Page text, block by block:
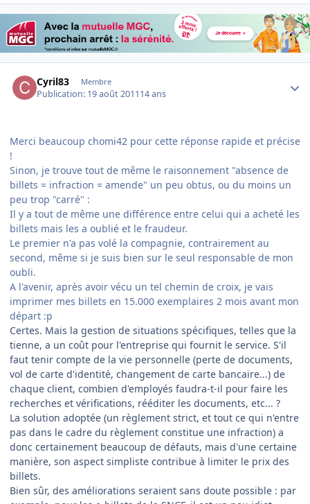
Cyril83 Membre
Publication: 19 août 201114 ans
Merci beaucoup chomi42 pour cette réponse rapide et précise
!
Sinon, je trouve tout de même le raisonnement "absence de
billets = infraction = amende" un peu obtus, ou du moins un
peu trop "carré" :
Il y a tout de même une différence entre celui qui a acheté les
billets mais les a oublié et le fraudeur.
Le premier n'a pas volé la compagnie, contrairement au
second, même si je suis bien sur le seul responsable de mon
oubli.
A l'avenir, après avoir vécu un tel chemin de croix, je vais
imprimer mes billets en 15.000 exemplaires 2 mois avant mon
départ :p
Certes. Mais la gestion de situations spécifiques, telles que la
tienne, a un coût pour l'entreprise qui fournit le service. S'il
faut tenir compte de la vie personnelle (perte de documents,
vol de carte d'identité, changement de carte bancaire...) de
chaque client, combien d'employés faudra-t-il pour faire les
recherches et vérifications, rééditer les documents, etc... ?
La solution adoptée (un règlement strict, et tout ce qui n'entre
pas dans le cadre du règlement constitue une infraction) a
donc certainement beaucoup de défauts, mais d'une certaine
manière, son aspect simpliste contribue à limiter le prix des
billets.
Bien sûr, des améliorations seraient sans doute possible : par